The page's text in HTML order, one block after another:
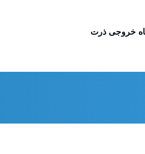
خروجی ذرت